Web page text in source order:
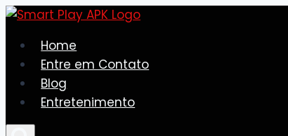
Skip
contentHome
Entre em Contato
Blog
Entretenimento